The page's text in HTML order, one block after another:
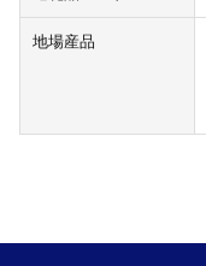
地場産品